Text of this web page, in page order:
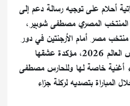
أحلام على توجيه رسالة دعم إلى
المصري مصطفى شوبير،
منتخب مصر أمام الأرجنتين في دور
الـ16 من بطولة كأس العالم 2026، مؤكدة عشقها
أغنية خاصة لها وللحارس مصطفى
المباراة بتصديه لركلة جزاء